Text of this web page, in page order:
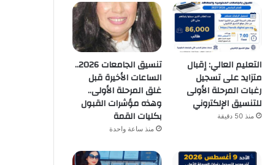
التعليم العالي: إقبال
متزايد على تسجيل
رغبات المرحلة الأولى
للتنسيق الإلكتروني
منذ 50 دقيقة
تنسيق الجامعات 2026..
الساعات الأخيرة قبل
غلق المرحلة الأولى..
وهذه مؤشرات القبول
بكليات القمة
منذ ساعة واحدة